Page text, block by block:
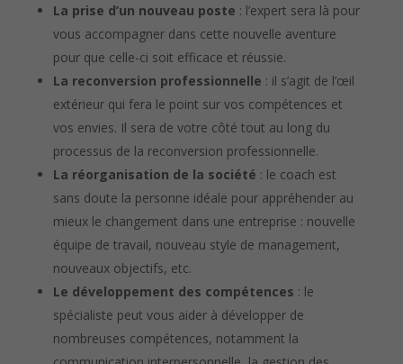
La prise d’un nouveau poste : l’expert sera là pour
vous accompagner dans cette nouvelle aventure
pour que celle-ci soit efficace et réussie.
La reconversion professionnelle : il s’agit de l’œil
extérieur qui fera le point sur vos compétences et
vos envies. Il sera de votre côté tout au long du
processus de la reconversion professionnelle.
La réorganisation de la société : le coach est
sans doute la personne idéale pour appréhender au
mieux le changement dans une entreprise : nouvelle
équipe de travail, nouveau style de management,
nouveaux objectifs, etc.
Le développement des compétences : le
spécialiste peut vous aider à développer de
nombreuses compétences, notamment la